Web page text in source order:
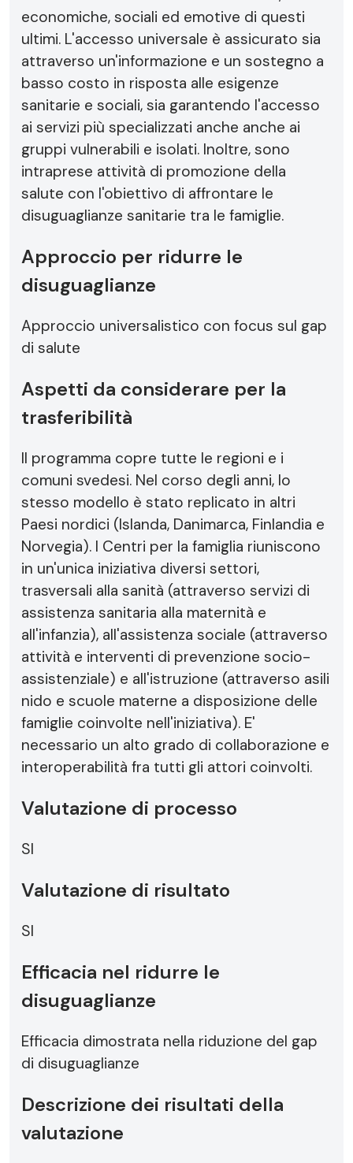
economiche, sociali ed emotive di questi
ultimi. L'accesso universale è assicurato sia
attraverso un'informazione e un sostegno a
basso costo in risposta alle esigenze
sanitarie e sociali, sia garantendo l'accesso
ai servizi più specializzati anche anche ai
gruppi vulnerabili e isolati. Inoltre, sono
intraprese attività di promozione della
salute con l'obiettivo di affrontare le
disuguaglianze sanitarie tra le famiglie.
Approccio per ridurre le
disuguaglianze
Approccio universalistico con focus sul gap
di salute
Aspetti da considerare per la
trasferibilità
Il programma copre tutte le regioni e i
comuni svedesi. Nel corso degli anni, lo
stesso modello è stato replicato in altri
Paesi nordici (Islanda, Danimarca, Finlandia e
Norvegia). I Centri per la famiglia riuniscono
in un'unica iniziativa diversi settori,
trasversali alla sanità (attraverso servizi di
assistenza sanitaria alla maternità e
all'infanzia), all'assistenza sociale (attraverso
attività e interventi di prevenzione socio-
assistenziale) e all'istruzione (attraverso asili
nido e scuole materne a disposizione delle
famiglie coinvolte nell'iniziativa). E'
necessario un alto grado di collaborazione e
interoperabilità fra tutti gli attori coinvolti.
Valutazione di processo
SI
Valutazione di risultato
SI
Efficacia nel ridurre le
disuguaglianze
Efficacia dimostrata nella riduzione del gap
di disuguaglianze
Descrizione dei risultati della
valutazione